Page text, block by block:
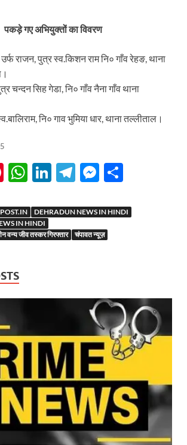
पकड़े गए अभियुक्तों का विवरण
राजन, पुत्र स्व.किशन राम नि० गाँव रेहङ, थाना
चन्दन सिह गेडा, नि० गाँव नैना गाँव थाना
नि० गाव भुमिया धार, थाना तल्लीताल।
Pi
er
es
W
at
s
Li
k
e
T
e
gr
M
se
n
ar
DEHRADUN NEWS IN HINDI
IN HINDI
वन्य जीव तस्कर गिरफ्तार
चंपावत न्यूज़